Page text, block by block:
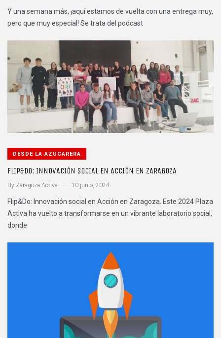
Y una semana más, ¡aquí estamos de vuelta con una entrega muy,
pero que muy especial! Se trata del podcast
DESDE LA AZUCARERA
FLIP&DO: INNOVACIÓN SOCIAL EN ACCIÓN EN ZARAGOZA
By Zaragoza Activa 10 junio, 2024
Flip&Do: Innovación social en Acción en Zaragoza. Este 2024 Plaza
Activa ha vuelto a transformarse en un vibrante laboratorio social,
donde